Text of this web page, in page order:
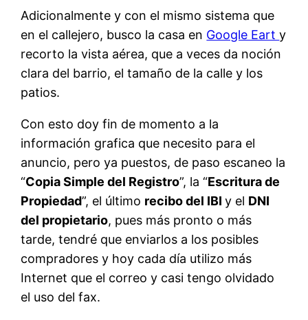
Adicionalmente y con el mismo sistema que
en el callejero, busco la casa en Google Earty
recorto la vista aérea, que a veces da noción
clara del barrio, el tamaño de la calle y los
patios.
Con esto doy fin de momento a la
información grafica que necesito para el
anuncio, pero ya puestos, de paso escaneo la
“Copia Simple del Registro”, la “Escritura de
Propiedad”, el último recibo del IBIy el DNI
del propietario, pues más pronto o más
tarde, tendré que enviarlos a los posibles
compradores y hoy cada día utilizo más
Internet que el correo y casi tengo olvidado
el uso del fax.